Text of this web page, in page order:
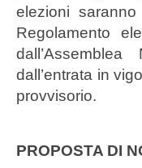
elezioni
Regolamento
dall’entrata in
provvisorio.
PROPOSTA DI